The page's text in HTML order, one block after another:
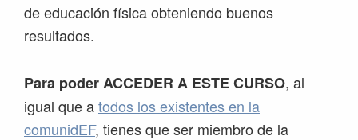
de educación física obteniendo buenos
resultados.
Para poder ACCEDER A ESTE CURSO, al
igual que atodos los existentes en la
comunidEF, tienes que ser miembro de la